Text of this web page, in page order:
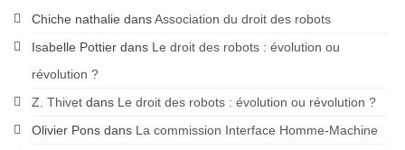
Chiche nathalie dansAssociation du droit des robots
Isabelle Pottier dans Le droit des robots : évolution ou
révolution ?
Z. Thivet dans Le droit des robots : évolution ou révolution ?
Olivier Pons dans La commission Interface Homme-Machine